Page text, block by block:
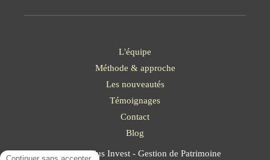
L'équipe
Méthode & approche
Les nouveautés
Témoignages
Contact
Blog
©2023 Solidus Invest - Gestion de Patrimoine